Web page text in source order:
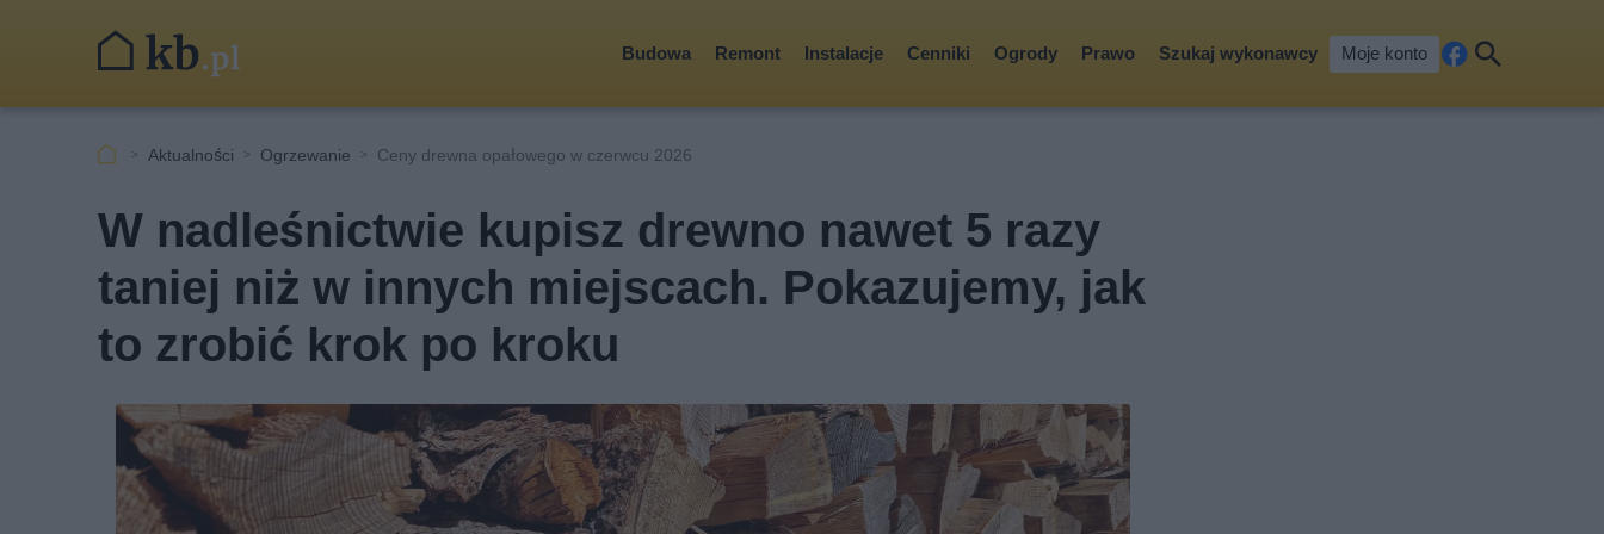
Budowa Remont Instalacje Cenniki Ogrody Prawo Szukaj wykonawcy Moje konto
cebkaj
Aktualności Ogrzewanie Ceny drewna opałowego w czerwcu 2026
W nadleśnictwie kupisz drewno nawet 5 razy
taniej niż w innych miejscach. Pokazujemy, jak
to zrobić krok po kroku